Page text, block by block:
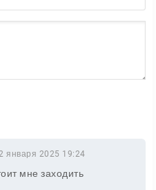
января 2025 19:24
мне заходить